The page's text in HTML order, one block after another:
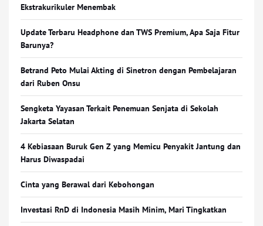
Ekstrakurikuler Menembak
Update Terbaru Headphone dan TWS Premium, Apa Saja Fitur
Barunya?
Betrand Peto Mulai Akting di Sinetron dengan Pembelajaran
dari Ruben Onsu
Sengketa Yayasan Terkait Penemuan Senjata di Sekolah
Jakarta Selatan
4 Kebiasaan Buruk Gen Z yang Memicu Penyakit Jantung dan
Harus Diwaspadai
Cinta yang Berawal dari Kebohongan
Investasi RnD di Indonesia Masih Minim, Mari Tingkatkan